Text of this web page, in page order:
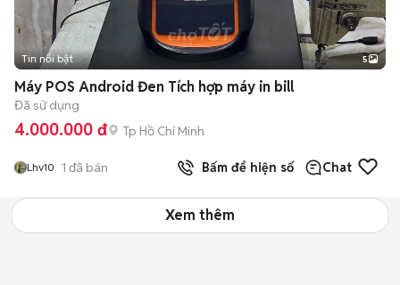
Tin nổi bật 5
Máy POS Android Đen Tích hợp máy in bill
Đã sử dụng
4.000.000 đ Tp Hồ Chí Minh
Lhv10 1 đã bán Bấm để hiện số Chat
Xem thêm